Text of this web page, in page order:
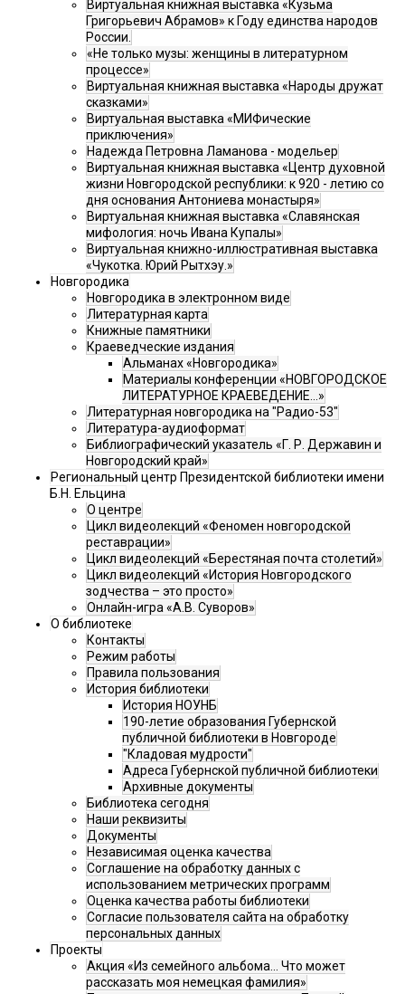
Виртуальная книжная выставка «Кузьма
Григорьевич Абрамов» к Году единства народов
России.
«Не только музы: женщины в литературном
процессе»
Виртуальная книжная выставка «Народы дружат
сказками»
Виртуальная выставка «МИФические
приключения»
Надежда Петровна Ламанова - модельер
Виртуальная книжная выставка «Центр духовной
жизни Новгородской республики: к 920 - летию со
дня основания Антониева монастыря»
Виртуальная книжная выставка «Славянская
мифология: ночь Ивана Купалы»
Виртуальная книжно-иллюстративная выставка
«Чукотка. Юрий Рытхэу.»
Новгородика
Новгородика в электронном виде
Литературная карта
Книжные памятники
Краеведческие издания
Альманах «Новгородика»
Материалы конференции «НОВГОРОДСКОЕ
ЛИТЕРАТУРНОЕ КРАЕВЕДЕНИЕ...»
Литературная новгородика на "Радио-53"
Литература-аудиоформат
Библиографический указатель «Г. Р. Державин и
Новгородский край»
Региональный центр Президентской библиотеки имени
Б.Н. Ельцина
О центре
Цикл видеолекций «Феномен новгородской
реставрации»
Цикл видеолекций «Берестяная почта столетий»
Цикл видеолекций «История Новгородского
зодчества – это просто»
Онлайн-игра «А.В. Суворов»
О библиотеке
Контакты
Режим работы
Правила пользования
История библиотеки
История НОУНБ
190-летие образования Губернской
публичной библиотеки в Новгороде
"Кладовая мудрости"
Адреса Губернской публичной библиотеки
Архивные документы
Библиотека сегодня
Наши реквизиты
Документы
Независимая оценка качества
Соглашение на обработку данных с
использованием метрических программ
Оценка качества работы библиотеки
Согласие пользователя сайта на обработку
персональных данных
Проекты
Акция «Из семейного альбома... Что может
рассказать моя немецкая фамилия»